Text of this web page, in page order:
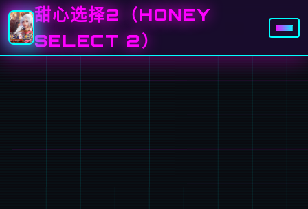
甜心选择2（HONEY
SELECT 2）